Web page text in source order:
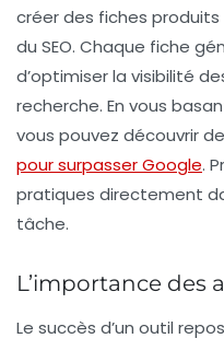
créer des fiches
du SEO. Chaque fiche
d’optimiser la visibilité
recherche. En vous
vous pouvez découvrir
pour surpasser Google.
pratiques directement
tâche.
L’importance des
Le succès d’un outil